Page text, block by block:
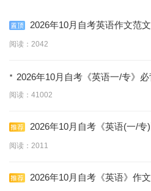
2026年10月自考英语作文范
阅读：2042
· 2026年10月自考《英语一/专》
阅读：41002
2026年10月自考《英语(一/专
阅读：2011
2026年10月自考《英语》作